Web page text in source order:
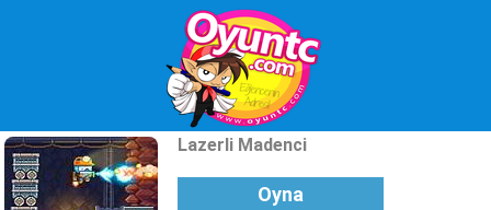
Lazerli Madenci
Oyna